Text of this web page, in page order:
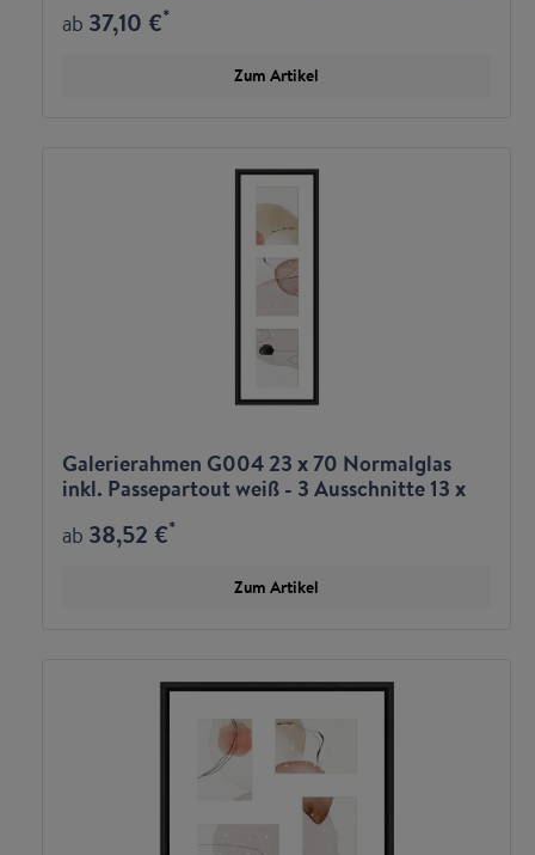
ab 37,10 €*
Zum Artikel
Galerierahmen G004 23 x 70 Normalglas
inkl. Passepartout weiß - 3 Ausschnitte 13 x
ab 38,52 €*
Zum Artikel